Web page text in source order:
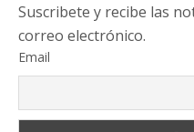
Suscribete y recibe las
correo electrónico.
Email